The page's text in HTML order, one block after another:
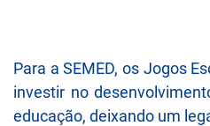
Para a SEMED, os Jogos
investir no
educação, deixando um